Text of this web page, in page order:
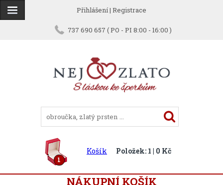
Přihlášení| Registrace
737 690 657 ( PO - PI 8:00 - 16:00 )
1
Košík Položek: 1 | 0 Kč
NÁKUPNÍ KOŠÍK